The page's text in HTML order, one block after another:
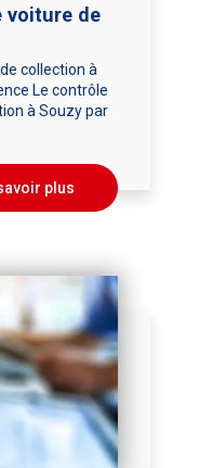
voiture de
collection à
Le contrôle
à Souzy par
plus